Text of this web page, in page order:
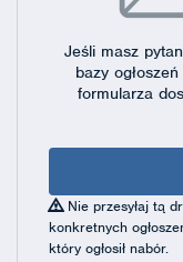
Jeśli masz
bazy
formularza
Nie przesyłaj tą
konkretnych
który ogłosił nabór.